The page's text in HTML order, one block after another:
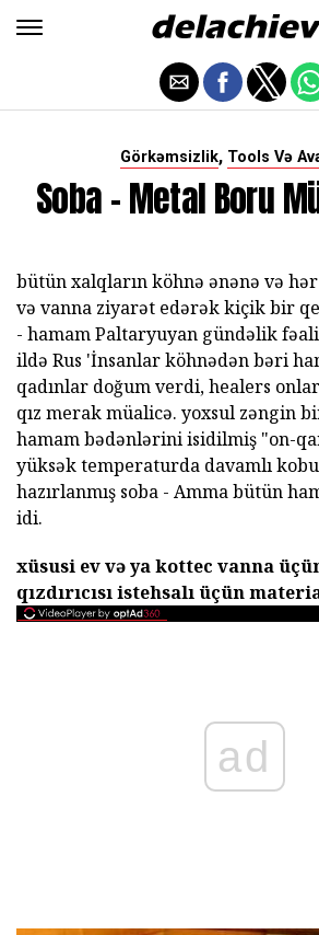
Görkəmsizlik, Tools Və
Soba - Metal Boru
bütün xalqların köhnə ənənə və
və vanna ziyarət edərək kiçik bir
- hamam Paltaryuyan gündəlik
ildə Rus 'İnsanlar köhnədən bəri
qadınlar doğum verdi, healers
qız merak müalicə. yoxsul zəngin
hamam bədənlərini isidilmiş "on-
yüksək temperaturda davamlı
hazırlanmış soba - Amma bütün
idi.
xüsusi ev və ya kottec vanna
qızdırıcısı istehsalı üçün
ad